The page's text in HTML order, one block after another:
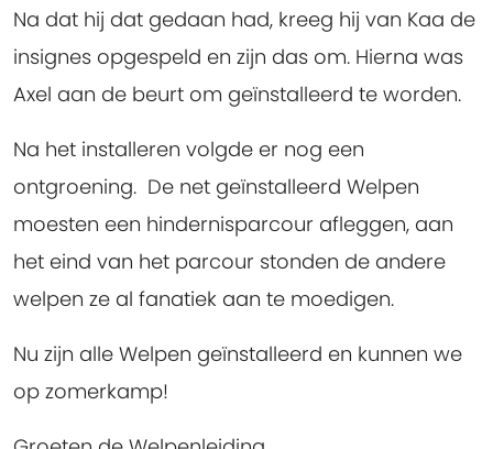
Na dat hij dat gedaan had, kreeg hij van Kaa de
insignes opgespeld en zijn das om. Hierna was
Axel aan de beurt om geïnstalleerd te worden.
Na het installeren volgde er nog een
ontgroening. De net geïnstalleerd Welpen
moesten een hindernisparcour afleggen, aan
het eind van het parcour stonden de andere
welpen ze al fanatiek aan te moedigen.
Nu zijn alle Welpen geïnstalleerd en kunnen we
op zomerkamp!